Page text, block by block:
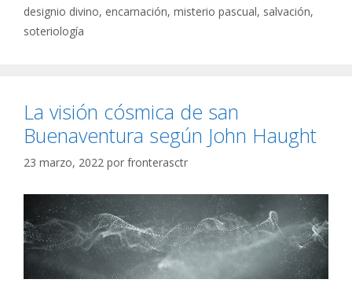
designio divino, encarnación, misterio pascual, salvación,
soteriología
La visión cósmica de san
Buenaventura según John Haught
23 marzo, 2022 por fronterasctr